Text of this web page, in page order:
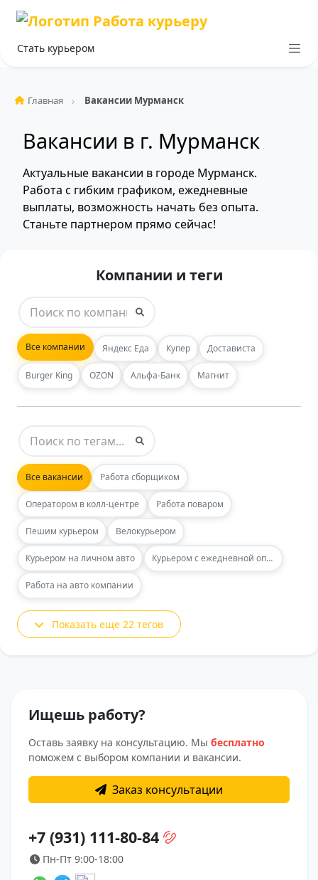
Стать курьером
Главная Вакансии Мурманск
Вакансии в г. Мурманск
Актуальные вакансии в городе Мурманск.
Работа с гибким графиком, ежедневные
выплаты, возможность начать без опыта.
Станьте партнером прямо сейчас!
Компании и теги
Все компании Яндекс Еда Купер Достависта
Burger King OZON Альфа-Банк Магнит
Все вакансии Работа сборщиком
Оператором в колл-центре Работа поваром
Пешим курьером Велокурьером
Курьером на личном авто Курьером с ежедневной оплатой
Работа на авто компании
Показать еще 22 тегов
Ищешь работу?
Оставь заявку на консультацию. Мы бесплатно
поможем с выбором компании и вакансии.
Заказ консультации
+7 (931) 111-80-84
Пн-Пт 9:00-18:00